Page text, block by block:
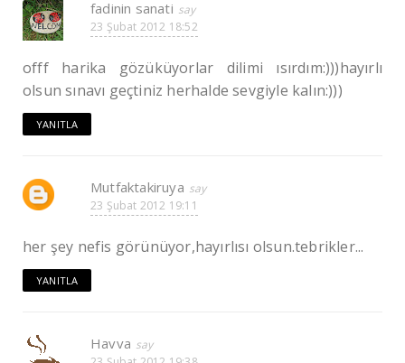
fadinin sanati
23 Şubat 2012 18:52
offf harika gözüküyorlar dilimi ısırdım:)))hayırlı
olsun sınavı geçtiniz herhalde sevgiyle kalın:)))
YANITLA
Mutfaktakiruya
23 Şubat 2012 19:11
her şey nefis görünüyor,hayırlısı olsun.tebrikler...
YANITLA
Havva